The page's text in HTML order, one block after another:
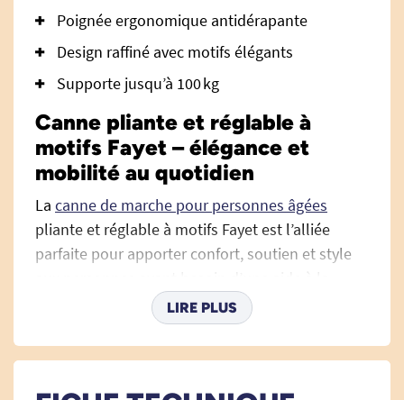
Poignée ergonomique antidérapante
Design raffiné avec motifs élégants
Supporte jusqu’à 100 kg
Canne pliante et réglable à
motifs Fayet – élégance et
mobilité au quotidien
La canne de marche pour personnes âgées
pliante et réglable à motifs Fayet est l’alliée
parfaite pour apporter confort, soutien et style
marche. Signée Fayet, maison reconnue pour
son savoir-faire français depuis 1909, cette canne
réunit la qualité artisanale, la praticité
LIRE PLUS